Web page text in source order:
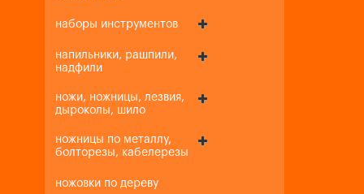
наборы инструментов
напильники, рашпили,
надфили
ножи, ножницы, лезвия,
дыроколы, шило
ножницы по металлу,
болторезы, кабелерезы
ножовки по дереву